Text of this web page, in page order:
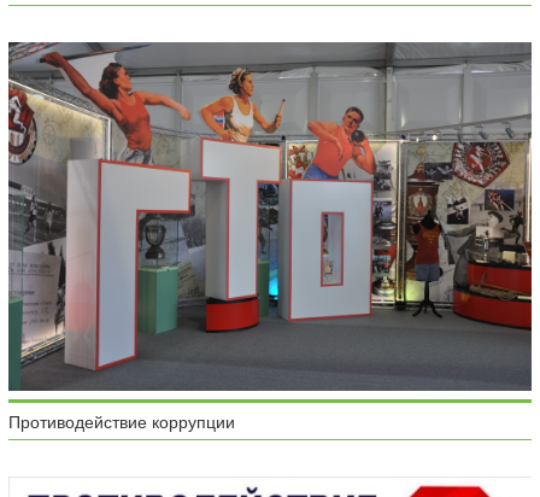
Противодействие коррупции